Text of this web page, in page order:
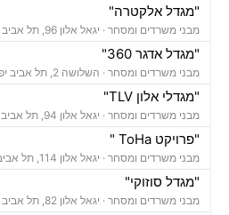
"מגדל אלקטרה"
מבני משרדים ומסחר · יגאל אלון 96, תל אביב יפו
"מגדל אדגר 360"
מבני משרדים ומסחר · השלושה 2, תל אביב יפו
"מגדלי אלון TLV"
מבני משרדים ומסחר · יגאל אלון 94, תל אביב יפו
"פרויקט ToHa "
מבני משרדים ומסחר · יגאל אלון 114, תל אביב יפו
"מגדל סוזוקי"
מבני משרדים ומסחר · יגאל אלון 82, תל אביב יפו